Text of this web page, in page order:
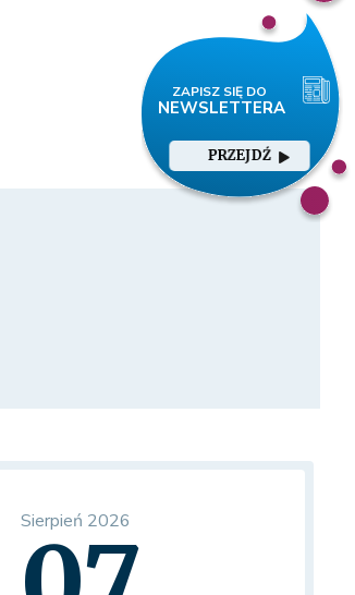
PRZEJDŹ
Sierpień 2026